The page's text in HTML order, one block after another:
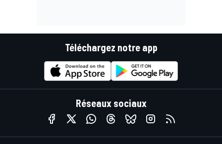
Téléchargez notre app
Réseaux sociaux